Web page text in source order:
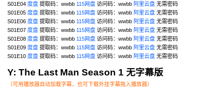
S01E04 度盘 提取码：wwbb 115网盘 访问码：wwbb 阿里云盘 无需密码
S01E05 度盘 提取码：wwbb 115网盘 访问码：wwbb 阿里云盘 无需密码
S01E06 度盘 提取码：wwbb 115网盘 访问码：wwbb 阿里云盘 无需密码
S01E07 度盘 提取码：wwbb 115网盘 访问码：wwbb 阿里云盘 无需密码
S01E08 度盘 提取码：wwbb 115网盘 访问码：wwbb 阿里云盘 无需密码
S01E09 度盘 提取码：wwbb 115网盘 访问码：wwbb 阿里云盘 无需密码
S01E10 度盘 提取码：wwbb 115网盘 访问码：wwbb 阿里云盘 无需密码
Y: The Last Man Season 1 无字幕版
（可用播放器自动加载字幕，也可下载外挂字幕拖入播放器）